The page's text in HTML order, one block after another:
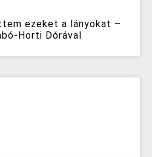
ezeket a lányokat –
Horti Dórával